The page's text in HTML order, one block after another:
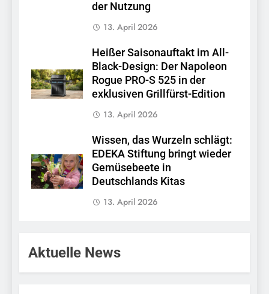
der Nutzung
13. April 2026
Heißer Saisonauftakt im All-
Black-Design: Der Napoleon
Rogue PRO-S 525 in der
exklusiven Grillfürst-Edition
13. April 2026
Wissen, das Wurzeln schlägt:
EDEKA Stiftung bringt wieder
Gemüsebeete in
Deutschlands Kitas
13. April 2026
Aktuelle News